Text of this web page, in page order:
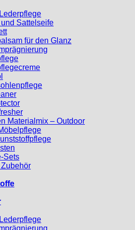
und Sattelseife
für den Glanz
Materialmix – Outdoor
Sets